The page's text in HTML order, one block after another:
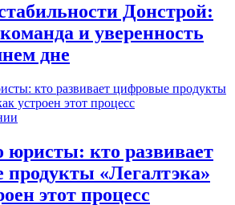
Донстрой:
и уверенность
дне
юристы: кто развивает
«Легалтэка»
этот процесс